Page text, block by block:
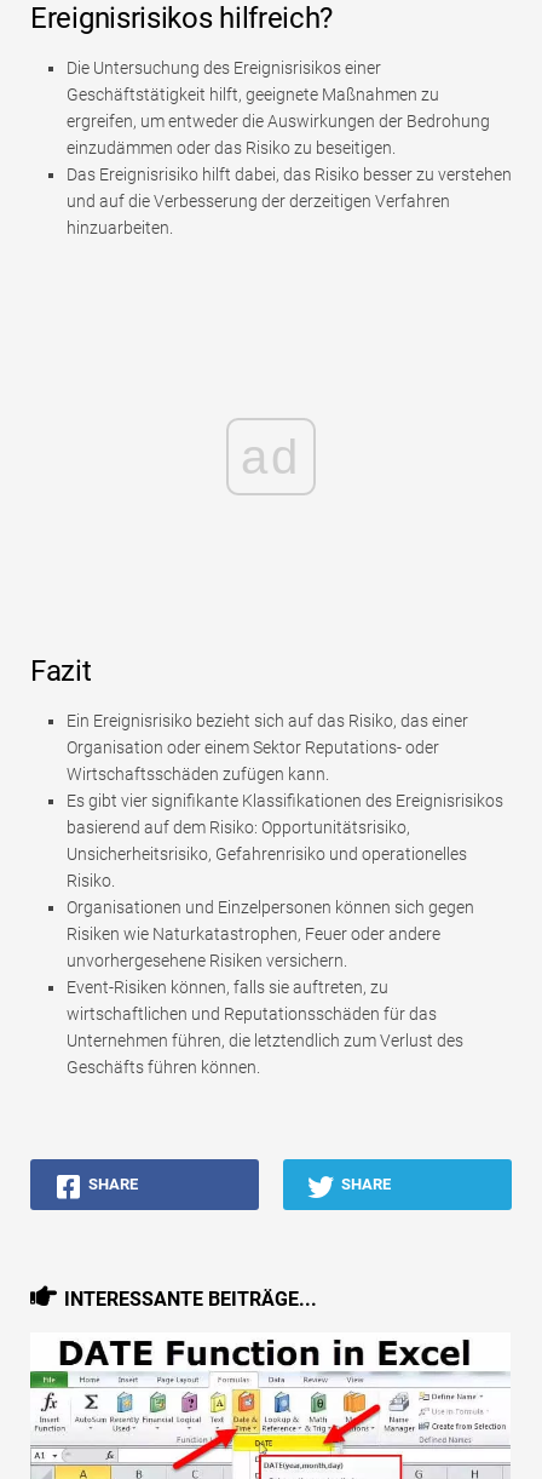
Ereignisrisikos hilfreich?
Die Untersuchung des Ereignisrisikos einer
Geschäftstätigkeit hilft, geeignete Maßnahmen zu
ergreifen, um entweder die Auswirkungen der Bedrohung
einzudämmen oder das Risiko zu beseitigen.
Das Ereignisrisiko hilft dabei, das Risiko besser zu verstehen
und auf die Verbesserung der derzeitigen Verfahren
hinzuarbeiten.
ad
Fazit
Ein Ereignisrisiko bezieht sich auf das Risiko, das einer
Organisation oder einem Sektor Reputations- oder
Wirtschaftsschäden zufügen kann.
Es gibt vier signifikante Klassifikationen des Ereignisrisikos
basierend auf dem Risiko: Opportunitätsrisiko,
Unsicherheitsrisiko, Gefahrenrisiko und operationelles
Risiko.
Organisationen und Einzelpersonen können sich gegen
Risiken wie Naturkatastrophen, Feuer oder andere
unvorhergesehene Risiken versichern.
Event-Risiken können, falls sie auftreten, zu
wirtschaftlichen und Reputationsschäden für das
Unternehmen führen, die letztendlich zum Verlust des
Geschäfts führen können.
SHARE SHARE
INTERESSANTE BEITRÄGE...